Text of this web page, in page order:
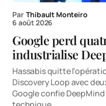
Par Thibault Monteiro
6 août 2026
Google perd
industrialise
Hassabis quitte
Discovery Loop avec
Google confie